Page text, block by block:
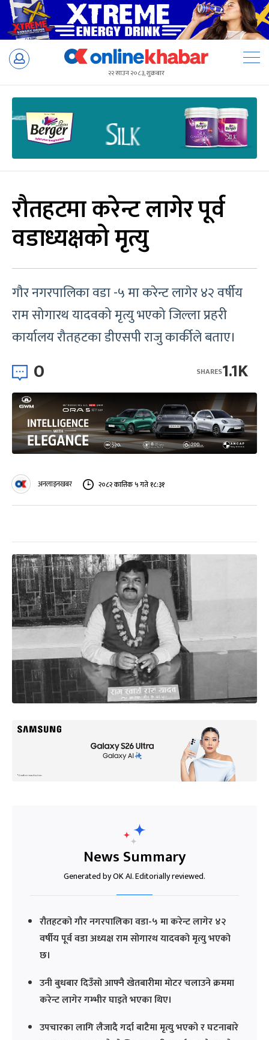
Skip
२२ साउन २०८३, शुक्रबार
रौतहटमा करेन्ट लागेर पूर्व
वडाध्यक्षको मृत्यु
गौर नगरपालिका वडा -५ मा करेन्ट लागेर ४२ वर्षीय
राम सोगारथ यादवको मृत्यु भएको जिल्ला प्रहरी
कार्यालय रौतहटका डीएसपी राजु कार्कीले बताए।
0 1.1K
SHARES
अनलाइनखबर २०८२ कात्तिक ५ गते १८:३१
News Summary
Generated by OK AI. Editorially reviewed.
रौतहटको गौर नगरपालिका वडा-५ मा करेन्ट लागेर ४२
वर्षीय पूर्व वडा अध्यक्ष राम सोगारथ यादवको मृत्यु भएको
छ।
उनी बुधबार दिउँसो आफ्नै खेतबारीमा मोटर चलाउने क्रममा
करेन्ट लागेर गम्भीर घाइते भएका थिए।
उपचारका लागि लैजादै गर्दा बाटैमा मृत्यु भएको र घटनाबारे